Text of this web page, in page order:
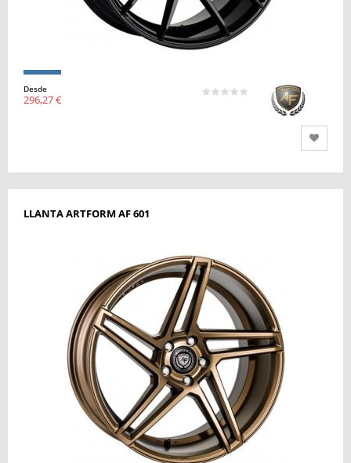
Desde
296,27 €
LLANTA ARTFORM AF 601